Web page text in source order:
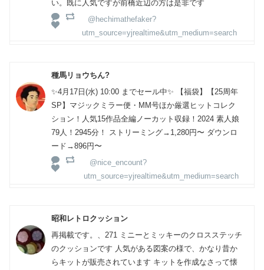
い。既に人気ですが前橋近辺の方は是非です
@hechimathefaker?
utm_source=yjrealtime&utm_medium=search
種馬リョウちん?
✨4月17日(水) 10:00 までセール中✨ 【福袋】【25周年
SP】マジックミラー便・MM号ほか厳選ヒットコレク
ション！人気15作品全編ノーカット収録！2024 素人娘
79人！2945分！ ストリーミング→1,280円〜 ダウンロ
ード→896円〜
@nice_encount?
utm_source=yjrealtime&utm_medium=search
昭和レトロクッション
再掲載です。、271 ミニーとミッキーのクロスステッチ
のクッションです 人気がある図案の様で、かなり昔か
らキットが販売されています キットを作成なさって懐